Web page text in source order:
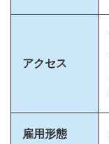
アクセス
雇用形態